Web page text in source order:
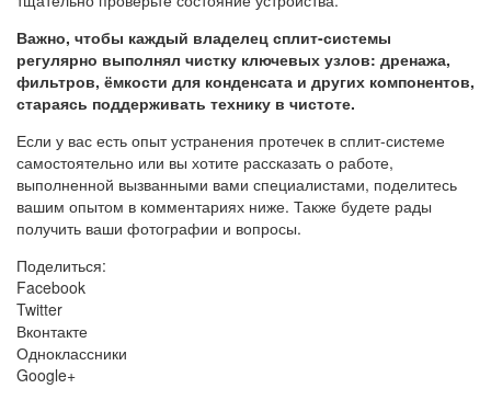
Важно, чтобы каждый владелец сплит-системы
регулярно выполнял чистку ключевых узлов: дренажа,
фильтров, ёмкости для конденсата и других компонентов,
стараясь поддерживать технику в чистоте.
Если у вас есть опыт устранения протечек в сплит-системе
самостоятельно или вы хотите рассказать о работе,
выполненной вызванными вами специалистами, поделитесь
вашим опытом в комментариях ниже. Также будете рады
получить ваши фотографии и вопросы.
Поделиться:
Facebook
Twitter
Вконтакте
Одноклассники
Google+